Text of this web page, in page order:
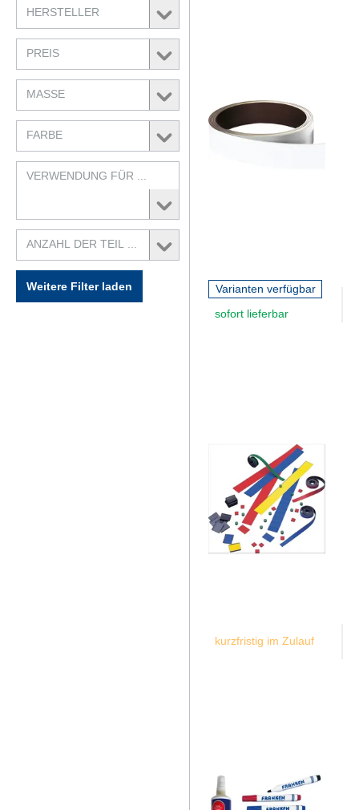
HERSTELLER
PREIS
MASSE
FARBE
Weitere Filter laden
Varianten verfügbar
sofort lieferbar
kurzfristig im Zulauf